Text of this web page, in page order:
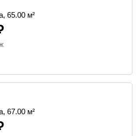
65.00 м²
67.00 м²